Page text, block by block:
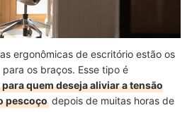
ergonômicas de escritório estão os
os braços. Esse tipo é
quem deseja aliviar a tensão
pescoço depois de muitas horas de